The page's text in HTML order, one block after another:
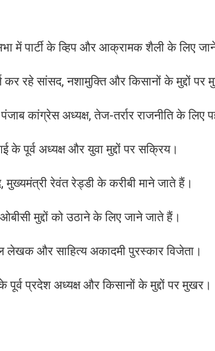
में पार्टी के व्हिप और आक्रामक शैली के लिए
रहे सांसद, नशामुक्ति और किसानों के मुद्दों पर
कांग्रेस अध्यक्ष, तेज-तर्रार राजनीति के लिए
पूर्व अध्यक्ष और युवा मुद्दों पर सक्रिय।
रेवंत रेड्डी के करीबी माने जाते हैं।
मुद्दों को उठाने के लिए जाने जाते हैं।
लेखक और साहित्य अकादमी पुरस्कार विजेता।
प्रदेश अध्यक्ष और किसानों के मुद्दों पर मुखर।